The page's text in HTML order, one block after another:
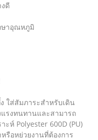
ดี
ษาอุณหภูมิ
ใส่สัมภาระสำหรับเดิน
รงทนทานและสามารถ
ะห์ Polyester 600D (PU)
รือหย่วยงานที่ต้องการ